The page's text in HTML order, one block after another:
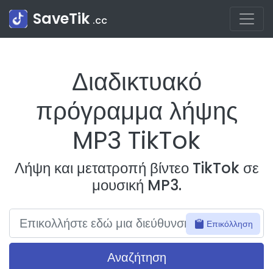
SaveTik .cc
Διαδικτυακό
πρόγραμμα λήψης
MP3 TikTok
Λήψη και μετατροπή βίντεο TikTok σε
μουσική MP3.
Επικόλληση
Αναζήτηση